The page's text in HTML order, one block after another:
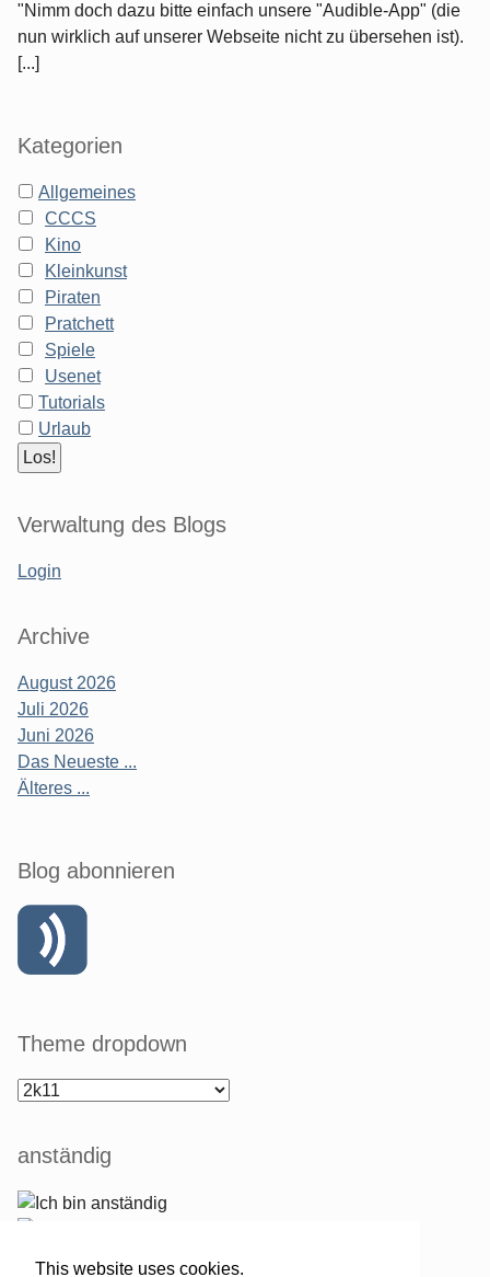
This website uses cookies.
"Nimm doch dazu bitte einfach unsere "Audible-App" (die
nun wirklich auf unserer Webseite nicht zu übersehen ist).
[...]
Kategorien
Allgemeines
CCCS
Kino
Kleinkunst
Piraten
Pratchett
Spiele
Usenet
Tutorials
Urlaub
Verwaltung des Blogs
Login
Archive
August 2026
Juli 2026
Juni 2026
Das Neueste ...
Älteres ...
Blog abonnieren
Theme dropdown
anständig